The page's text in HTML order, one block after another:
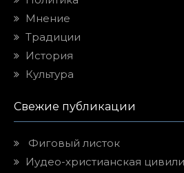
Мнение
Традиции
История
Культура
Свежие публикации
Фиговый листок
Иудео-христианская